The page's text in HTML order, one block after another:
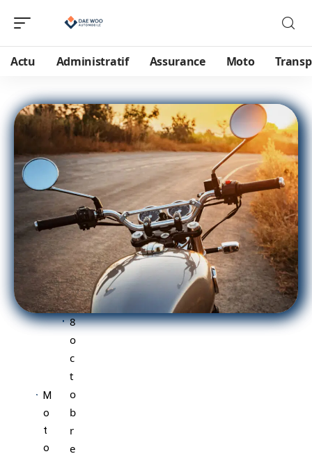
Actu Administratif Assurance Moto
M
o
t
o
8
o
c
t
o
b
r
e